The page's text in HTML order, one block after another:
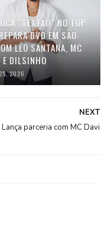
“TEXTÃO” NO TOP
DVD EM SÃO
LÉO SANTANA, MC
DILSINHO
2026
NEXT
parceria com MC Davi